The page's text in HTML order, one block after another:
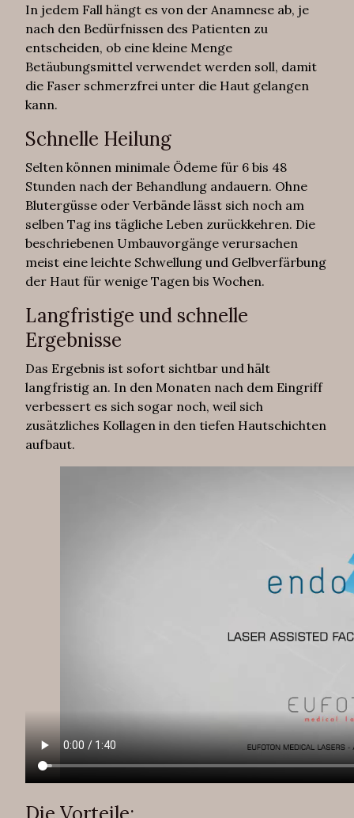
In jedem Fall hängt es von der Anamnese ab, je
nach den Bedürfnissen des Patienten zu
entscheiden, ob eine kleine Menge
Betäubungsmittel verwendet werden soll, damit
die Faser schmerzfrei unter die Haut gelangen
kann.
Schnelle Heilung
Selten können minimale Ödeme für 6 bis 48
Stunden nach der Behandlung andauern. Ohne
Blutergüsse oder Verbände lässt sich noch am
selben Tag ins tägliche Leben zurückkehren. Die
beschriebenen Umbauvorgänge verursachen
meist eine leichte Schwellung und Gelbverfärbung
der Haut für wenige Tagen bis Wochen.
Langfristige und schnelle
Ergebnisse
Das Ergebnis ist sofort sichtbar und hält
langfristig an. In den Monaten nach dem Eingriff
verbessert es sich sogar noch, weil sich
zusätzliches Kollagen in den tiefen Hautschichten
aufbaut.